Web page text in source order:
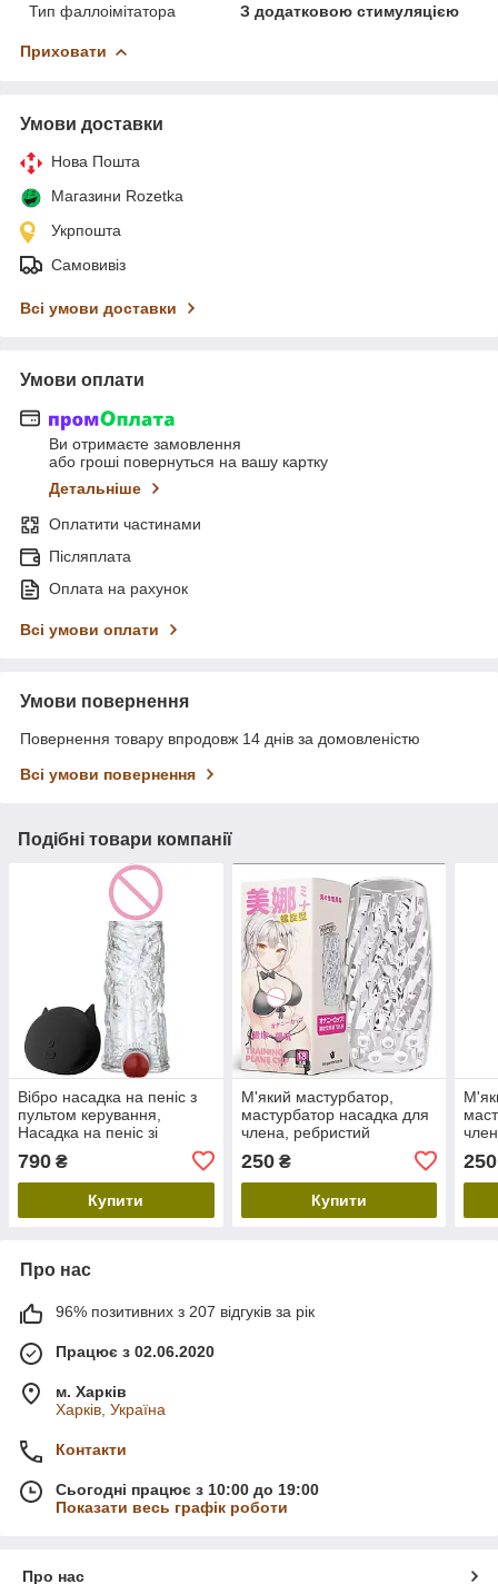
Тип фаллоімітатора
З додатковою стимуляцією
Приховати
Умови доставки
Нова Пошта
Магазини Rozetka
Укрпошта
Самовивіз
Всі умови доставки
Умови оплати
Ви отримаєте замовлення
або гроші повернуться на вашу картку
Детальніше
Оплатити частинами
Післяплата
Оплата на рахунок
Всі умови оплати
Умови повернення
Повернення товару впродовж 14 днів за домовленістю
Всі умови повернення
Подібні товари компанії
Вібро насадка на пеніс з
пультом керування,
Насадка на пеніс зі
790 ₴
Купити
М'який мастурбатор,
мастурбатор насадка для
члена, ребристий
стимулятор пеніса
250₴
Купити
250
Про нас
96% позитивних з 207 відгуків за рік
Працює з 02.06.2020
м. Харків
Харків, Україна
Контакти
Сьогодні працює з 10:00 до 19:00
Показати весь графік роботи
Про нас